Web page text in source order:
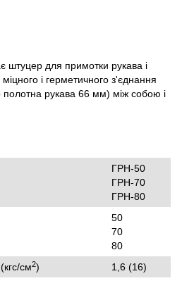
штуцер для примотки рукава і
і герметичного з'єднання
полотна рукава 66 мм) між собою і
ГРН-50
ГРН-70
ГРН-80
50
70
80
см2) 1,6 (16)